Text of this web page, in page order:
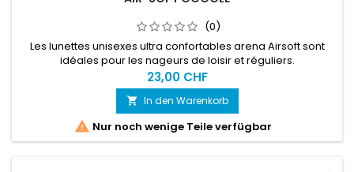
(0)
Les lunettes unisexes ultra confortables arena Airsoft sont
idéales pour les nageurs de loisir et réguliers.
23,00 CHF
 In den Warenkorb
 Nur noch wenige Teile verfügbar